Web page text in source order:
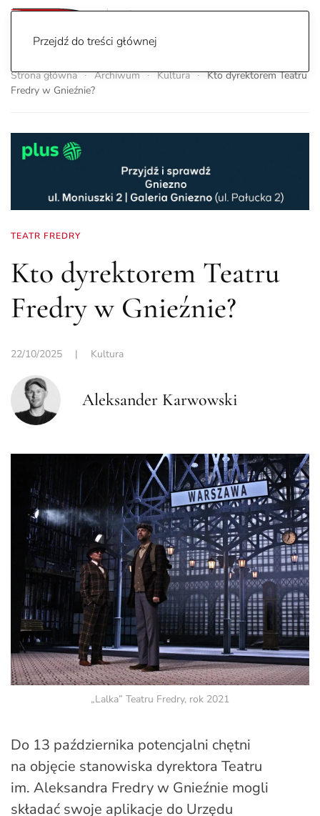
Przejdź do treści głównej
Strona główna Archiwum Kultura
Kto dyrektorem Teatru
Fredry w Gnieźnie?
TEATR FREDRY
Kto dyrektorem Teatru
Fredry w Gnieźnie?
22/10/2025 | Kultura
Aleksander Karwowski
„Lalka” Teatru Fredry, rok 2021
Do 13 października potencjalni chętni
na objęcie stanowiska dyrektora Teatru
im. Aleksandra Fredry w Gnieźnie mogli
składać swoje aplikacje do Urzędu